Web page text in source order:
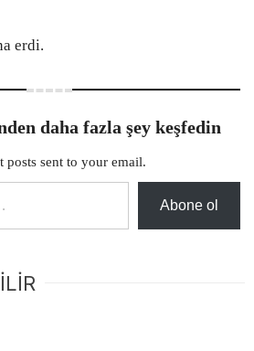
erdi.
daha fazla şey keşfedin
posts sent to your email.
Abone ol